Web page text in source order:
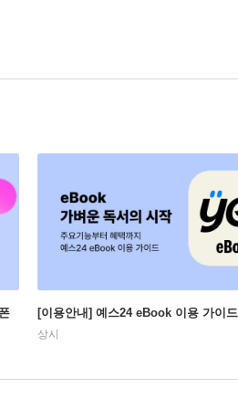
[이용안내] 예스24 eBook 이용 가이드
상시